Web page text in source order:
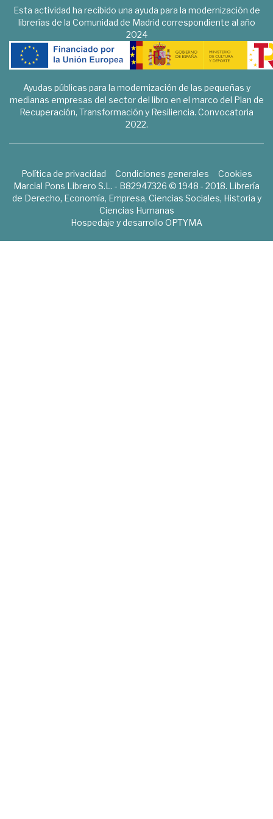
Esta actividad ha recibido una ayuda para la modernización de
librerías de la Comunidad de Madrid correspondiente al año
2024
Ayudas públicas para la modernización de las pequeñas y
medianas empresas del sector del libro en el marco del Plan de
Recuperación, Transformación y Resiliencia. Convocatoria
2022.
Política de privacidad Condiciones generales
Cookies
Marcial Pons Librero S.L. - B82947326 © 1948 - 2018. Librería
de Derecho, Economía, Empresa, Ciencias Sociales, Historia y
Ciencias Humanas
Hospedaje y desarrollo OPTYMA